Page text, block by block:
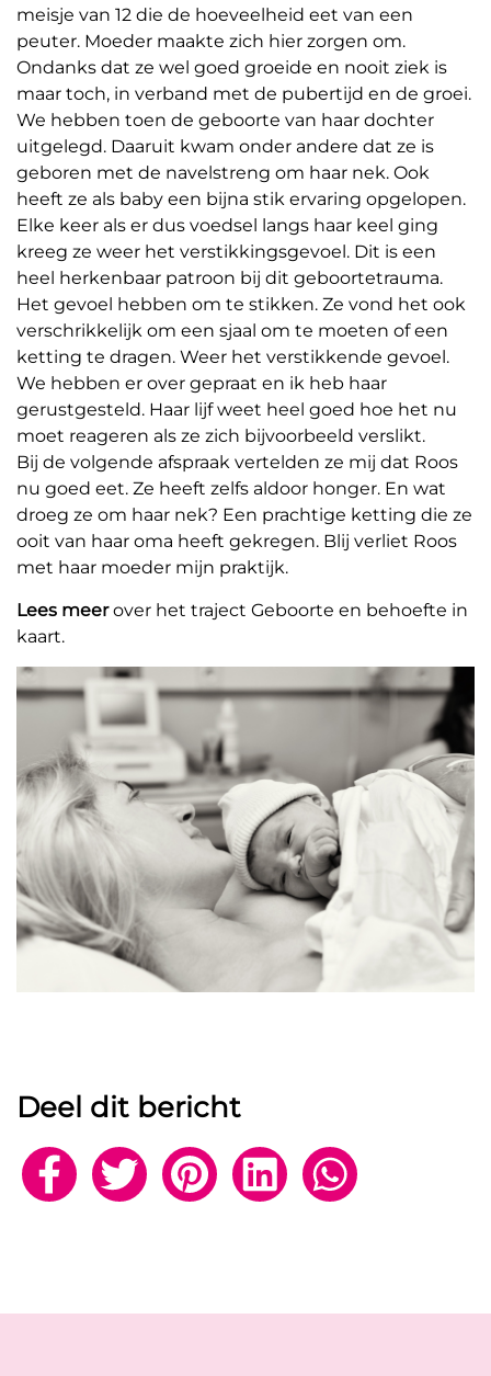
meisje van 12 die de hoeveelheid eet van een
peuter. Moeder maakte zich hier zorgen om.
Ondanks dat ze wel goed groeide en nooit ziek is
maar toch, in verband met de pubertijd en de groei.
We hebben toen de geboorte van haar dochter
uitgelegd. Daaruit kwam onder andere dat ze is
geboren met de navelstreng om haar nek. Ook
heeft ze als baby een bijna stik ervaring opgelopen.
Elke keer als er dus voedsel langs haar keel ging
kreeg ze weer het verstikkingsgevoel. Dit is een
heel herkenbaar patroon bij dit geboortetrauma.
Het gevoel hebben om te stikken. Ze vond het ook
verschrikkelijk om een sjaal om te moeten of een
ketting te dragen. Weer het verstikkende gevoel.
We hebben er over gepraat en ik heb haar
gerustgesteld. Haar lijf weet heel goed hoe het nu
moet reageren als ze zich bijvoorbeeld verslikt.
Bij de volgende afspraak vertelden ze mij dat Roos
nu goed eet. Ze heeft zelfs aldoor honger. En wat
droeg ze om haar nek? Een prachtige ketting die ze
ooit van haar oma heeft gekregen. Blij verliet Roos
met haar moeder mijn praktijk.
Lees meerover het traject Geboorte en behoefte in
kaart.
Deel dit bericht